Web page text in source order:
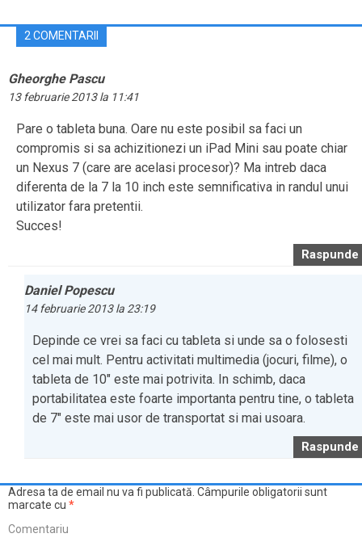
2 COMENTARII
Gheorghe Pascu
13 februarie 2013 la 11:41
Pare o tableta buna. Oare nu este posibil sa faci un
compromis si sa achizitionezi un iPad Mini sau poate chiar
un Nexus 7 (care are acelasi procesor)? Ma intreb daca
diferenta de la 7 la 10 inch este semnificativa in randul unui
utilizator fara pretentii.
Succes!
Raspunde
Daniel Popescu
14 februarie 2013 la 23:19
Depinde ce vrei sa faci cu tableta si unde sa o folosesti
cel mai mult. Pentru activitati multimedia (jocuri, filme), o
tableta de 10″ este mai potrivita. In schimb, daca
portabilitatea este foarte importanta pentru tine, o tableta
de 7″ este mai usor de transportat si mai usoara.
Raspunde
Adresa ta de email nu va fi publicată. Câmpurile obligatorii sunt
marcate cu *
Comentariu